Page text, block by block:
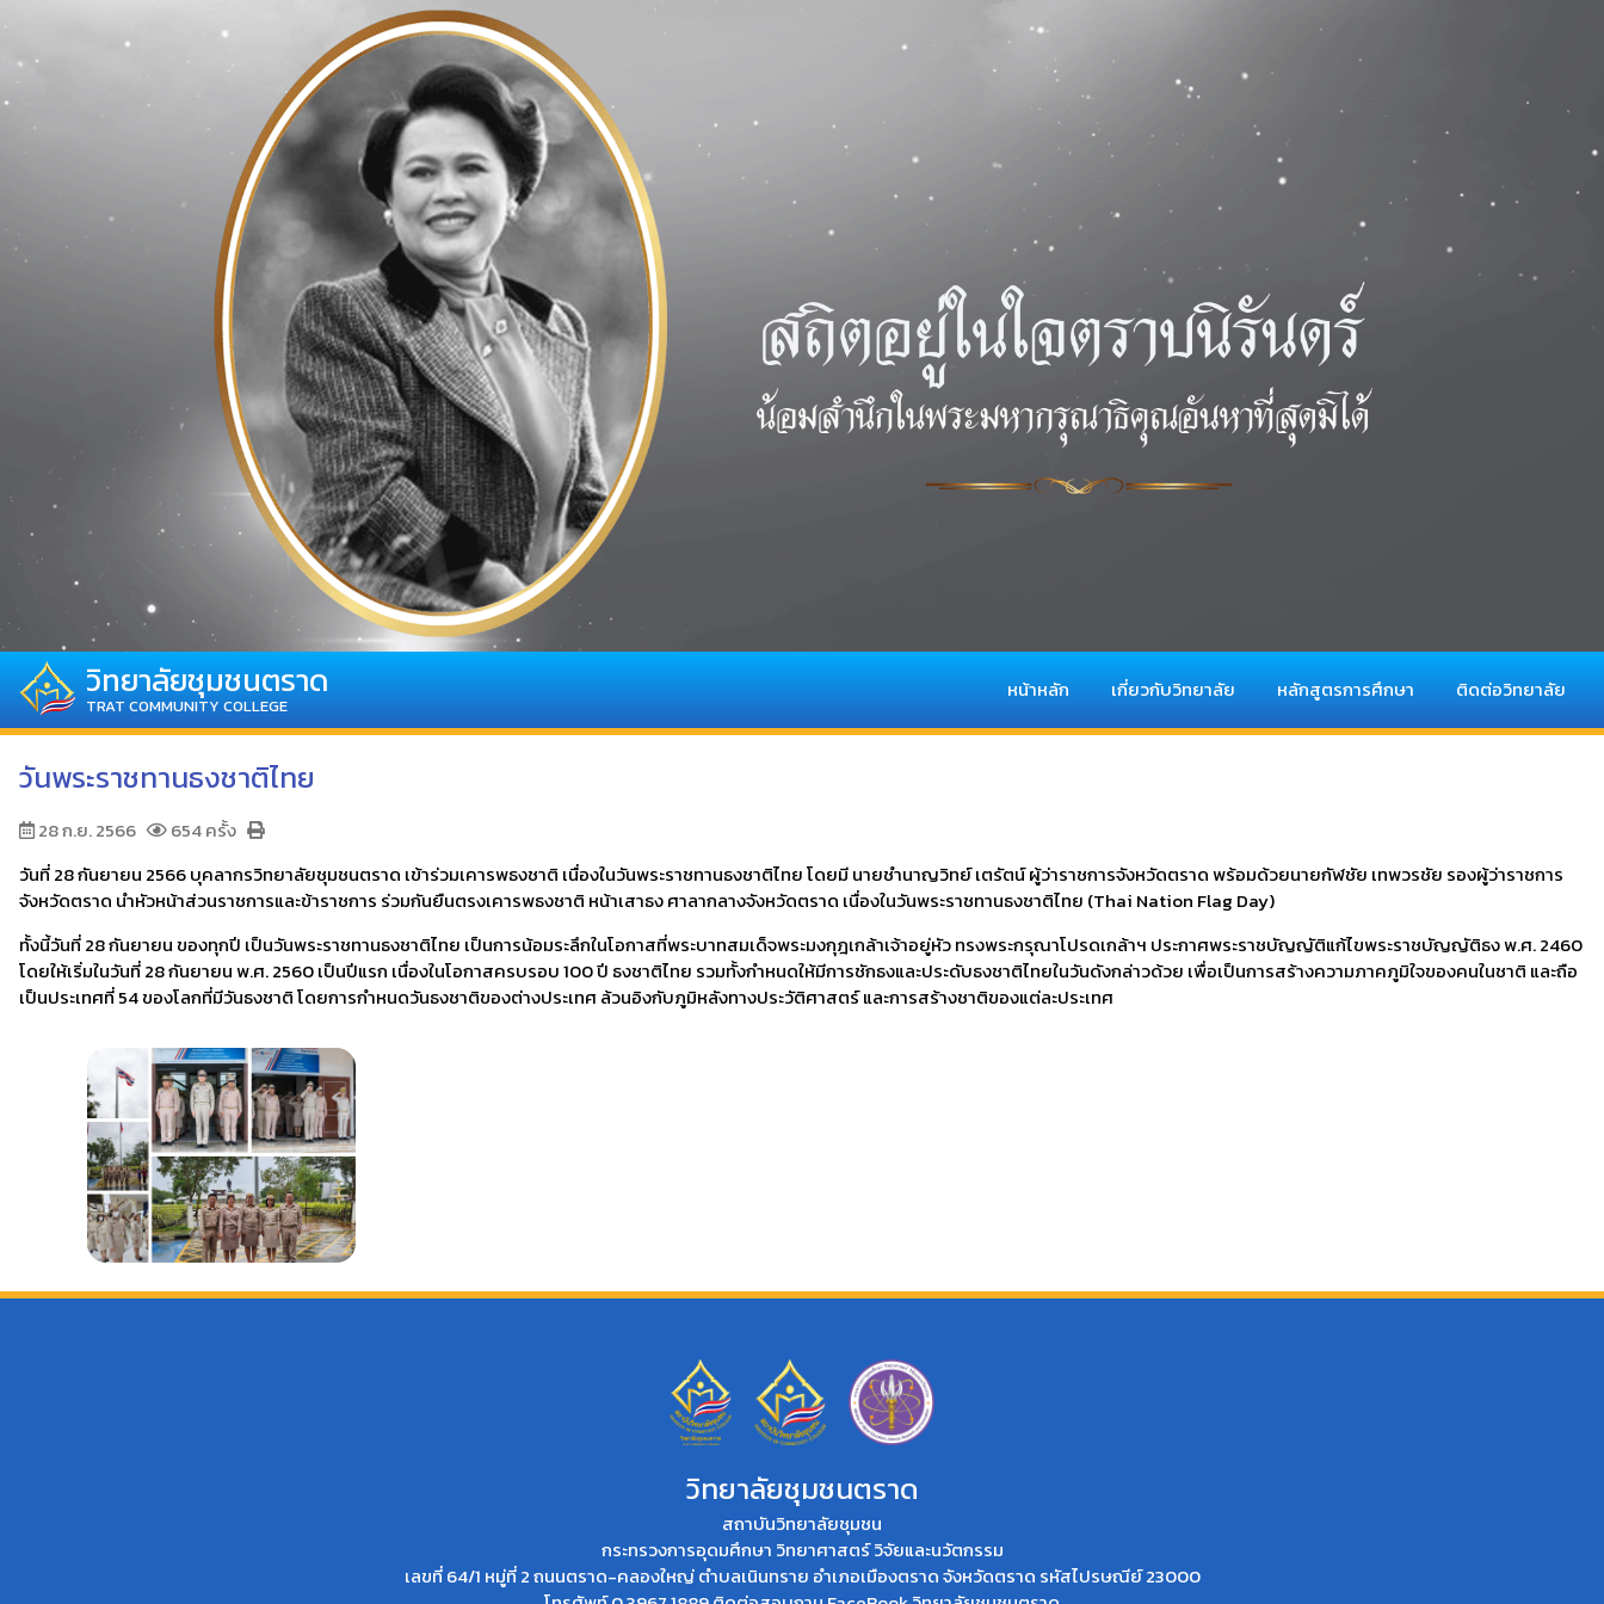
วิทยาลัยชุมชนตราด
TRAT COMMUNITY COLLEGE
หน้าหลัก เกี่ยวกับวิทยาลัย หลักสูตรการศึกษา ติดต่อวิทยาลัย
วันพระราชทานธงชาติไทย
28 ก.ย. 2566
654 ครั้ง
วันที่ 28 กันยายน 2566 บุคลากรวิทยาลัยชุมชนตราด เข้าร่วมเคารพธงชาติ เนื่องในวันพระราชทานธงชาติไทย โดยมี นายชำนาญวิทย์ เตรัตน์ ผู้ว่าราชการจังหวัดตราด พร้อมด้วยนายกัฬชัย เทพวรชัย รองผู้ว่าราชการ
จังหวัดตราด นำหัวหน้าส่วนราชการและข้าราชการ ร่วมกันยืนตรงเคารพธงชาติ หน้าเสาธง ศาลากลางจังหวัดตราด เนื่องในวันพระราชทานธงชาติไทย (Thai Nation Flag Day)
ทั้งนี้วันที่ 28 กันยายน ของทุกปี เป็นวันพระราชทานธงชาติไทย เป็นการน้อมระลึกในโอกาสที่พระบาทสมเด็จพระมงกุฎเกล้าเจ้าอยู่หัว ทรงพระกรุณาโปรดเกล้าฯ ประกาศพระราชบัญญัติแก้ไขพระราชบัญญัติธง พ.ศ. 2460
โดยให้เริ่มในวันที่ 28 กันยายน พ.ศ. 2560 เป็นปีแรก เนื่องในโอกาสครบรอบ 100 ปี ธงชาติไทย รวมทั้งกำหนดให้มีการชักธงและประดับธงชาติไทยในวันดังกล่าวด้วย เพื่อเป็นการสร้างความภาคภูมิใจของคนในชาติ และถือ
เป็นประเทศที่ 54 ของโลกที่มีวันธงชาติ โดยการกำหนดวันธงชาติของต่างประเทศ ล้วนอิงกับภูมิหลังทางประวัติศาสตร์ และการสร้างชาติของแต่ละประเทศ
วิทยาลัยชุมชนตราด
สถาบันวิทยาลัยชุมชน
กระทรวงการอุดมศึกษา วิทยาศาสตร์ วิจัยและนวัตกรรม
เลขที่ 64/1 หมู่ที่ 2 ถนนตราด-คลองใหญ่ ตำบลเนินทราย อำเภอเมืองตราด จังหวัดตราด รหัสไปรษณีย์ 23000